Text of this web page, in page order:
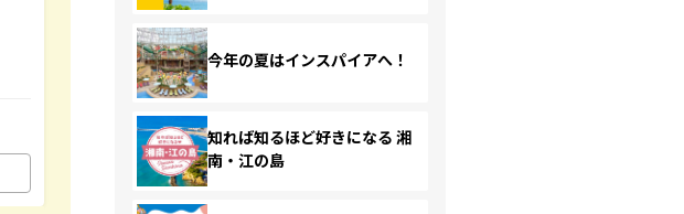
今年の夏はインスパイアへ！
知れば知るほど好きになる 湘
南・江の島